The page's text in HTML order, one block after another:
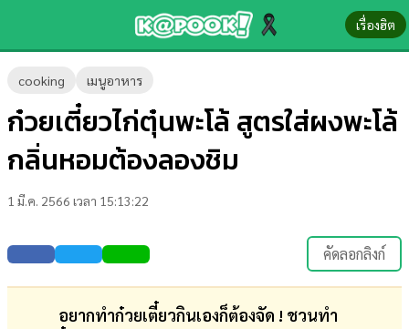
เรื่องฮิต
cooking เมนูอาหาร
ก๋วยเตี๋ยวไก่ตุ๋นพะโล้ สูตรใส่ผงพะโล้
กลิ่นหอมต้องลองชิม
1 มี.ค. 2566 เวลา 15:13:22
คัดลอกลิงก์
อยากทำก๋วยเตี๋ยวกินเองก็ต้องจัด ! ชวนทำ
ข่าว-
ความ
รู้
บันเทิง
ตรวจ